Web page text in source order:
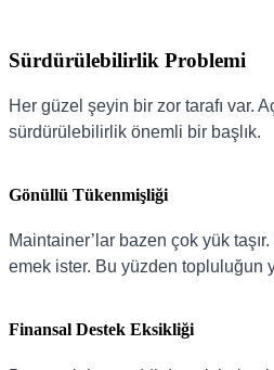
Sürdürülebilirlik Problemi
Her güzel şeyin bir zor tarafı var.
sürdürülebilirlik önemli bir başlık.
Gönüllü Tükenmişliği
Maintainer’lar bazen çok yük
emek ister. Bu yüzden topluluğun
Finansal Destek Eksikliği